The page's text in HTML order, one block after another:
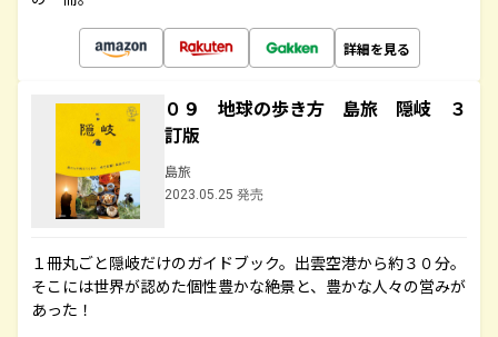
詳細を見る
０９ 地球の歩き方 島旅 隠岐 ３
訂版
島旅
2023.05.25 発売
１冊丸ごと隠岐だけのガイドブック。出雲空港から約３０分。
そこには世界が認めた個性豊かな絶景と、豊かな人々の営みが
あった！